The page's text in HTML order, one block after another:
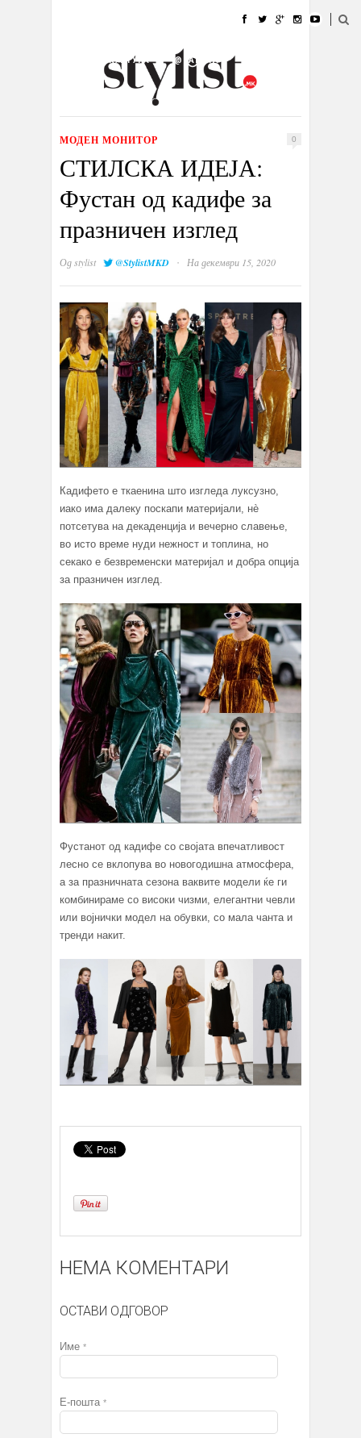
УБАВИНА
КУЛТУРА @РАБОТА
ИЗЛОГ
МОДЕН МОНИТОР 0
СТИЛСКА ИДЕЈА:
Фустан од кадифе за
празничен изглед
Одstylist @StylistMKD · На декември 15, 2020
Кадифето е ткаенина што изгледа луксузно,
иако има далеку поскапи материјали, нè
потсетува на декаденција и вечерно славење,
во исто време нуди нежност и топлина, но
секако е безвременски материјал и добра опција
за празничен изглед.
Фустанот од кадифе со својата впечатливост
лесно се вклопува во новогодишна атмосфера,
а за празничната сезона ваквите модели ќе ги
комбинираме со високи чизми, елегантни чевли
или војнички модел на обувки, со мала чанта и
тренди накит.
НЕМА КОМЕНТАРИ
ОСТАВИ ОДГОВОР
Име *
Е-пошта *